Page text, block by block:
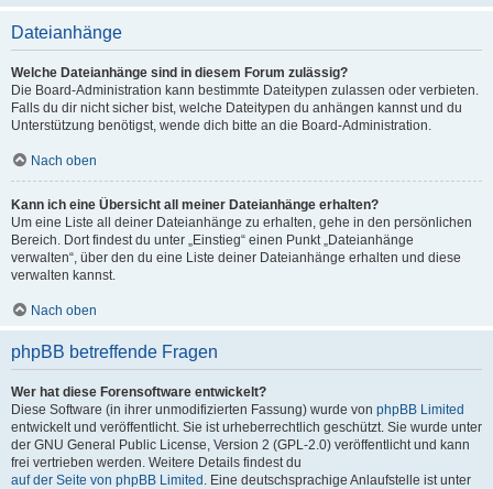
Dateianhänge
Welche Dateianhänge sind in diesem Forum zulässig?
Die Board-Administration kann bestimmte Dateitypen zulassen oder verbieten.
Falls du dir nicht sicher bist, welche Dateitypen du anhängen kannst und du
Unterstützung benötigst, wende dich bitte an die Board-Administration.
Nach oben
Kann ich eine Übersicht all meiner Dateianhänge erhalten?
Um eine Liste all deiner Dateianhänge zu erhalten, gehe in den persönlichen
Bereich. Dort findest du unter „Einstieg“ einen Punkt „Dateianhänge
verwalten“, über den du eine Liste deiner Dateianhänge erhalten und diese
verwalten kannst.
Nach oben
phpBB betreffende Fragen
Wer hat diese Forensoftware entwickelt?
Diese Software (in ihrer unmodifizierten Fassung) wurde von phpBB Limited
entwickelt und veröffentlicht. Sie ist urheberrechtlich geschützt. Sie wurde unter
der GNU General Public License, Version 2 (GPL-2.0) veröffentlicht und kann
frei vertrieben werden. Weitere Details findest du
auf der Seite von phpBB Limited . Eine deutschsprachige Anlaufstelle ist unter